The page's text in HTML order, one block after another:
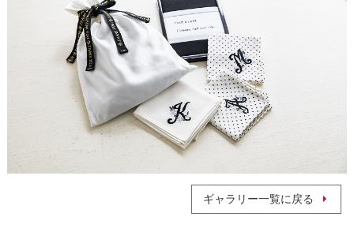
ギャラリー一覧に戻る